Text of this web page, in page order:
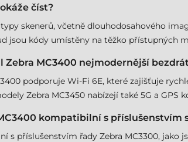
číst?
skenerů, včetně dlouhodosahového
jsou kódy umístěny na těžko přístupných
MC3400 nejmodernější
podporuje Wi-Fi 6E, které zajišťuje
Zebra MC3450 nabízejí také 5G a GPS
kompatibilní s příslušenstvím
s příslušenstvím řady Zebra MC3300, jako